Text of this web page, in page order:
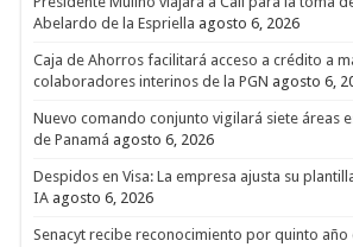
Abelardo de la Espriella agosto 6, 2026
Caja de Ahorros facilitará acceso a crédito a
colaboradores interinos de la PGN agosto 6,
Nuevo comando conjunto vigilará siete áreas
de Panamá agosto 6, 2026
Despidos en Visa: La empresa ajusta su
IA agosto 6, 2026
Senacyt recibe reconocimiento por quinto